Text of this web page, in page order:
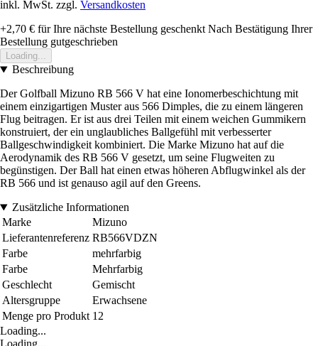
inkl. MwSt. zzgl. Versandkosten
+2,70 € für Ihre nächste Bestellung geschenkt Nach Bestätigung Ihrer
Bestellung gutgeschrieben
Loading...
Beschreibung
Der Golfball Mizuno RB 566 V hat eine Ionomerbeschichtung mit
einem einzigartigen Muster aus 566 Dimples, die zu einem längeren
Flug beitragen. Er ist aus drei Teilen mit einem weichen Gummikern
konstruiert, der ein unglaubliches Ballgefühl mit verbesserter
Ballgeschwindigkeit kombiniert. Die Marke Mizuno hat auf die
Aerodynamik des RB 566 V gesetzt, um seine Flugweiten zu
begünstigen. Der Ball hat einen etwas höheren Abflugwinkel als der
RB 566 und ist genauso agil auf den Greens.
Zusätzliche Informationen
Marke
Mizuno
Lieferantenreferenz RB566VDZN
Farbe
mehrfarbig
Farbe
Mehrfarbig
Geschlecht
Gemischt
Altersgruppe
Erwachsene
Menge pro Produkt 12
Loading...